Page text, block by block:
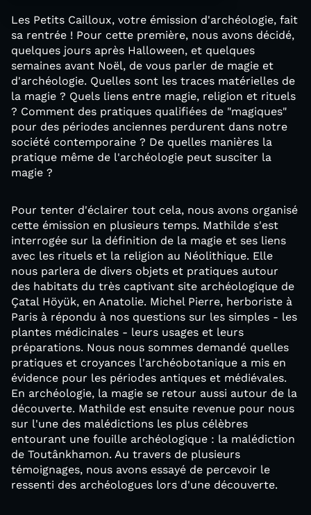
Les Petits Cailloux, votre émission d'archéologie, fait
sa rentrée ! Pour cette première, nous avons décidé,
quelques jours après Halloween, et quelques
semaines avant Noël, de vous parler de magie et
d'archéologie. Quelles sont les traces matérielles de
la magie ? Quels liens entre magie, religion et rituels
? Comment des pratiques qualifiées de "magiques"
pour des périodes anciennes perdurent dans notre
société contemporaine ? De quelles manières la
pratique même de l'archéologie peut susciter la
magie ?
Pour tenter d'éclairer tout cela, nous avons organisé
cette émission en plusieurs temps. Mathilde s'est
interrogée sur la définition de la magie et ses liens
avec les rituels et la religion au Néolithique. Elle
nous parlera de divers objets et pratiques autour
des habitats du très captivant site archéologique de
Çatal Höyük, en Anatolie. Michel Pierre, herboriste à
Paris à répondu à nos questions sur les simples - les
plantes médicinales - leurs usages et leurs
préparations. Nous nous sommes demandé quelles
pratiques et croyances l'archéobotanique a mis en
évidence pour les périodes antiques et médiévales.
En archéologie, la magie se retour aussi autour de la
découverte. Mathilde est ensuite revenue pour nous
sur l'une des malédictions les plus célèbres
entourant une fouille archéologique : la malédiction
de Toutânkhamon. Au travers de plusieurs
témoignages, nous avons essayé de percevoir le
ressenti des archéologues lors d'une découverte.